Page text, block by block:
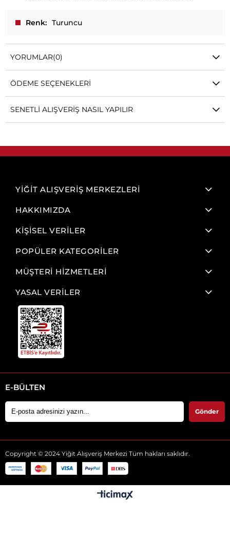
Renk Turuncu
YORUMLAR(0)
ÖDEME SEÇENEKLERI
SENETLI ALIŞVERIŞ NASIL YAPILIR
YİĞİT ALIŞVERİŞ MERKEZLERİ
HAKKIMIZDA
KİŞİSEL VERİLER
POPÜLER KATEGORİLER
MÜŞTERİ HİZMETLERİ
YASAL VERİLER
E-BÜLTEN
Gönder
Copyright © 2024 Yiğit Alışveriş Merkezi Tüm hakları saklıdır.